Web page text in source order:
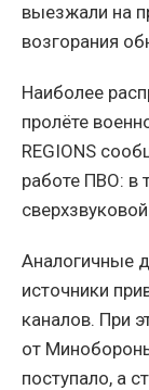
выезжали на
возгорания
Наиболее
пролёте
REGIONS
работе ПВО: в
Аналогичные
источники
каналов. При
от
поступало, а